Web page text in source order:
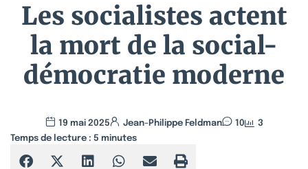
Les socialistes actent
la mort de la social-
démocratie moderne
19 mai 2025 Jean-Philippe Feldman 10
3
Temps de lecture : 5 minutes